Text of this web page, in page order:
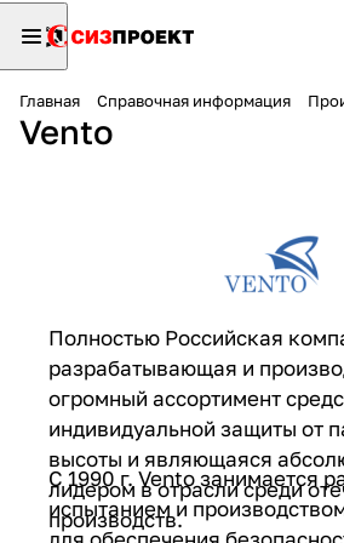
Главная Справочная информация
Vento
Полностью Российская
разрабатывающая и
огромный ассортимент
индивидуальной защиты от
высоты и являющаяся
лидером в отрасли среди
производств.
С 1990 г. Vento занимается
испытанием и